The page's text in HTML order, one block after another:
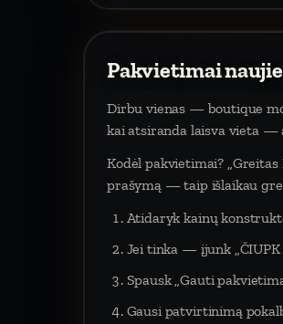
Pakvietimai
Dirbu vienas — boutique
kai atsiranda laisva vieta —
Kodėl pakvietimai?
prašymą — taip išlaikau
Atidaryk kainų
Jei tinka — įjunk „ČIUPK
Spausk „Gauti
Gausi patvirtinimą